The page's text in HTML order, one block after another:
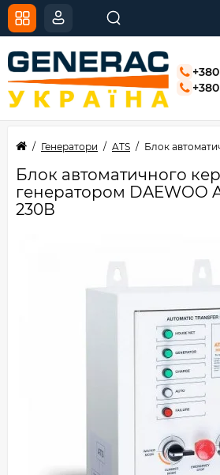
Генератори ATS Блок
Блок автоматичного
генератором DAEWOO
230В